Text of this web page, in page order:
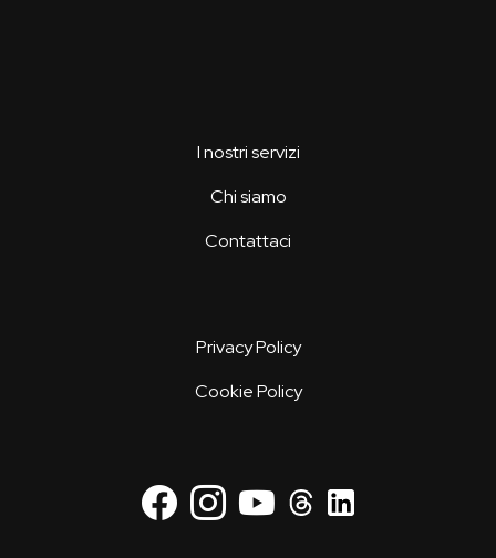
I nostri servizi
Chi siamo
Contattaci
Privacy Policy
Cookie Policy